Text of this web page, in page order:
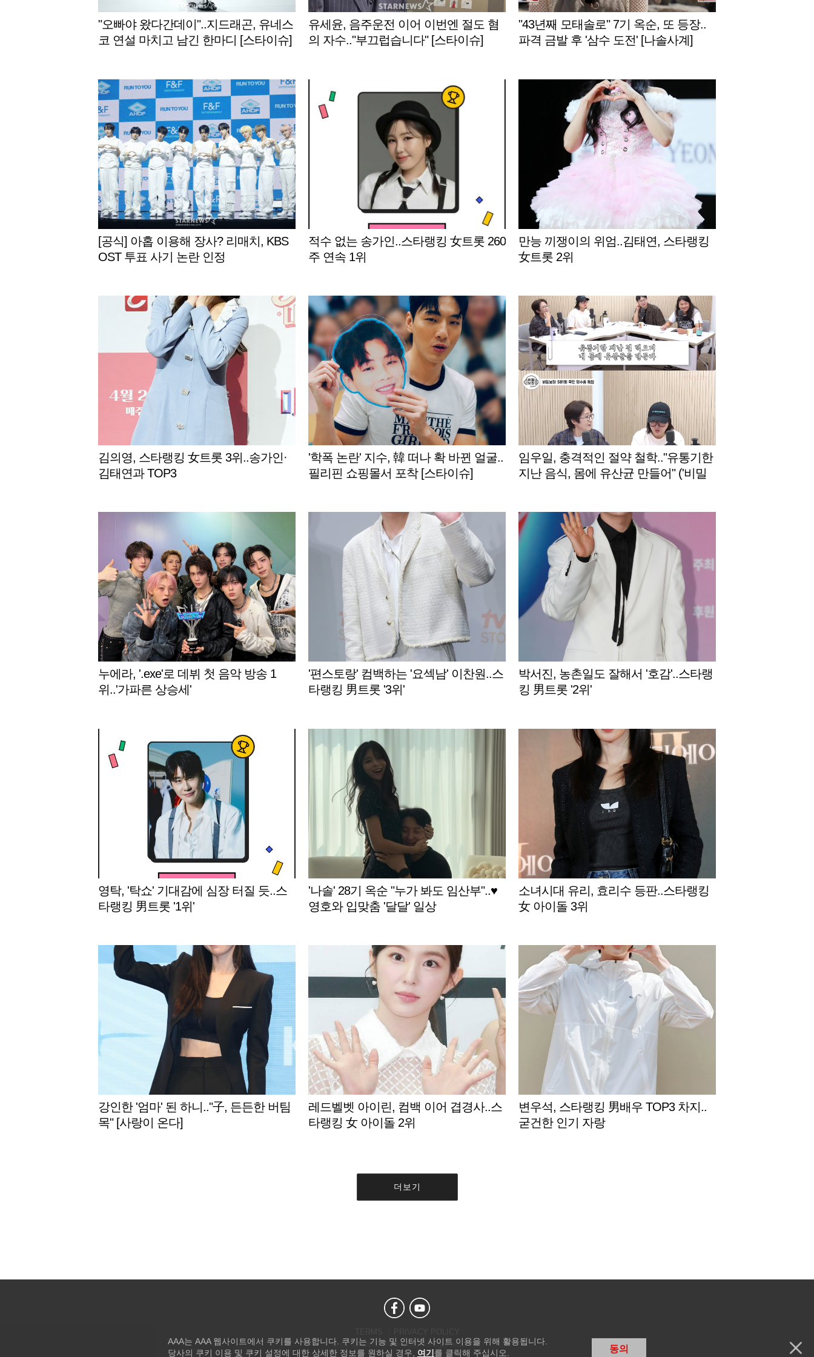
"오빠야 왔다간데이"..지드래곤, 유네스
코 연설 마치고 남긴 한마디 [스타이슈]
유세윤, 음주운전 이어 이번엔 절도 혐
의 자수.."부끄럽습니다" [스타이슈]
"43년째 모태솔로" 7기 옥순, 또 등장..
파격 금발 후 '삼수 도전' [나솔사계]
[공식] 아홉 이용해 장사? 리매치, KBS
OST 투표 사기 논란 인정
적수 없는 송가인..스타랭킹 女트롯 260
주 연속 1위
만능 끼쟁이의 위엄..김태연, 스타랭킹
女트롯 2위
김의영, 스타랭킹 女트롯 3위..송가인·
김태연과 TOP3
'학폭 논란' 지수, 韓 떠나 확 바뀐 얼굴..
필리핀 쇼핑몰서 포착 [스타이슈]
임우일, 충격적인 절약 철학.."유통기한
지난 음식, 몸에 유산균 만들어" ('비밀
누에라, '.exe'로 데뷔 첫 음악 방송 1
위..'가파른 상승세'
'편스토랑' 컴백하는 '요섹남' 이찬원..스
타랭킹 男트롯 '3위'
박서진, 농촌일도 잘해서 '호감'..스타랭
킹 男트롯 '2위'
영탁, '탁쇼' 기대감에 심장 터질 듯..스
타랭킹 男트롯 '1위'
'나솔' 28기 옥순 "누가 봐도 임산부"..♥
영호와 입맞춤 '달달' 일상
소녀시대 유리, 효리수 등판..스타랭킹
女 아이돌 3위
강인한 '엄마' 된 하니.."子, 든든한 버팀
목" [사랑이 온다]
레드벨벳 아이린, 컴백 이어 겹경사..스
타랭킹 女 아이돌 2위
변우석, 스타랭킹 男배우 TOP3 차지..
굳건한 인기 자랑
더보기
Copyright © STARNEWS All right reserved.
AAA는 AAA 웹사이트에서 쿠키를 사용합니다. 쿠키는 기능 및 인터넷 사이트 이용을 위해 활용됩니다.
당사의 쿠키 이용 및 쿠키 설정에 대한 상세한 정보를 원하실 경우, 여기 를 클릭해 주십시오. 동의